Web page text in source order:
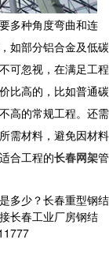
多种角度弯曲和连
如部分铝合金及低碳
可忽视，在满足工程
比高的，比如普通碳
高的常规工程。还需
需材料，避免因材料
合工程的长春网架管
多少？长春重型钢结
长春工业厂房钢结